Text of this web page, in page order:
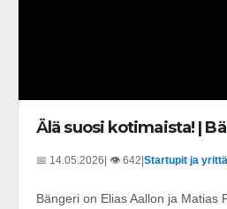
Älä suosi kotimaista! |
📅 14.05.2026 | 👁️ 642 Startupit ja
Bängeri on Elias Aallon ja Matias